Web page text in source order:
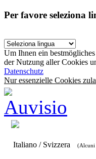
Per favore seleziona
Um Ihnen ein
der Nutzung aller Cookies
Datenschutz
Nur essenzielle Cookies
Italiano / Svizzera (Alcuni